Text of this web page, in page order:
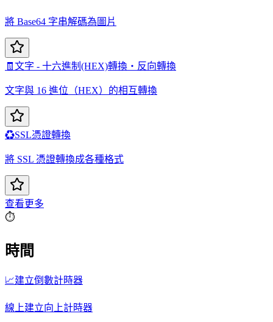
將 Base64 字串解碼為圖片
🧾 文字 - 十六進制(HEX)轉換・反向轉換
文字與 16 進位（HEX）的相互轉換
♻️SSL憑證轉換
將 SSL 憑證轉換成各種格式
查看更多
⏱️
時間
📈建立倒數計時器
線上建立向上計時器